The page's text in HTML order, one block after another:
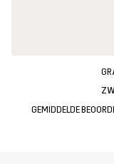
GEMIDDELDE